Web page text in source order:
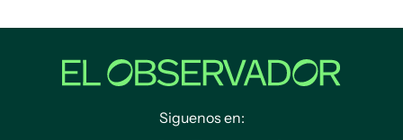
Siguenos en: